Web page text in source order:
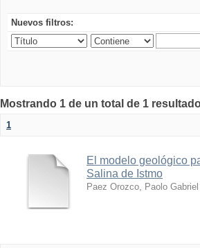
Nuevos filtros:
Mostrando 1 de un total de 1
1
El modelo geológico
Salina de Istmo
Paez Orozco, Paolo Gabriel